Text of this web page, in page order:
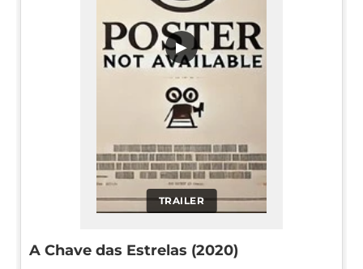
TRAILER
▶
A Chave das Estrelas (2020)